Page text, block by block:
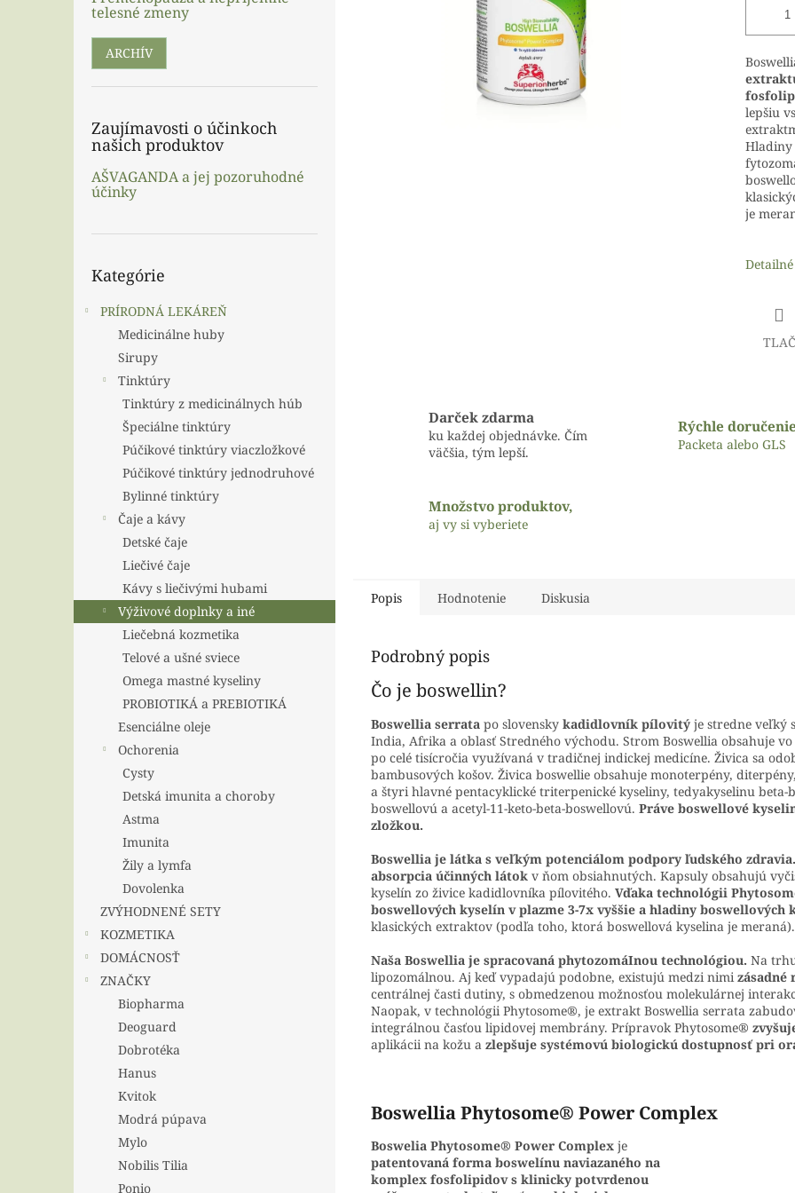
telesné zmeny
ARCHÍV
Zaujímavosti o účinkoch
našich produktov
AŠVAGANDA a jej pozoruhodné
účinky
kategórie
Kategórie
PRÍRODNÁ LEKÁREŇ
Medicinálne huby
Sirupy
Tinktúry
Tinktúry z medicinálnych húb
Špeciálne tinktúry
Púčikové tinktúry viaczložkové
Púčikové tinktúry jednodruhové
Bylinné tinktúry
Čaje a kávy
Detské čaje
Liečivé čaje
Kávy s liečivými hubami
Výživové doplnky a iné
Liečebná kozmetika
Telové a ušné sviece
Omega mastné kyseliny
PROBIOTIKÁ a PREBIOTIKÁ
Esenciálne oleje
Ochorenia
Cysty
Detská imunita a choroby
Astma
Imunita
Žily a lymfa
Dovolenka
ZVÝHODNENÉ SETY
KOZMETIKA
DOMÁCNOSŤ
ZNAČKY
Biopharma
Deoguard
Dobrotéka
Hanus
Kvitok
Modrá púpava
Mylo
Nobilis Tilia
Ponio
lepšiu
Hladiny
je
TLAČ
Darček zdarma
ku každej objednávke. Čím
väčšia, tým lepší.
Rýchle
Packeta alebo GLS
Množstvo produktov,
aj vy si vyberiete
Popis Hodnotenie Diskusia
Podrobný popis
Čo je boswellin?
Boswellia serrata po slovensky kadidlovník pílovitý je stredne veľký
India, Afrika a oblasť Stredného východu. Strom Boswellia obsahuje vo
po celé tisícročia využívaná v tradičnej indickej medicíne. Živica sa
bambusových košov. Živica boswellie obsahuje monoterpény,
a štyri hlavné pentacyklické triterpenické kyseliny, tedyakyselinu beta-
boswellovú a acetyl-11-keto-beta-boswellovú. Práve boswellové
zložkou.
Boswellia je látka s veľkým potenciálom podpory ľudského zdravia.
absorpcia účinných látok v ňom obsiahnutých. Kapsuly obsahujú
kyselín zo živice kadidlovníka pílovitého. Vďaka technológii
boswellových kyselín v plazme 3-7x vyššie a hladiny boswellových
klasických extraktov (podľa toho, ktorá boswellová kyselina je meraná).
Naša Boswellia je spracovaná phytozomáInou technológiou. Na
lipozomálnou. Aj keď vypadajú podobne, existujú medzi nimi zásadné
centrálnej časti dutiny, s obmedzenou možnosťou molekulárnej
Naopak, v technológii Phytosome®, je extrakt Boswellia serrata
integrálnou časťou lipidovej membrány. Prípravok Phytosome®
aplikácii na kožu a zlepšuje systémovú biologickú dostupnosť pri
Boswellia Phytosome® Power Complex
Boswelia Phytosome® Power Complex je
patentovaná forma boswelínu naviazaného na
komplex fosfolipidov s klinicky potvrdenou